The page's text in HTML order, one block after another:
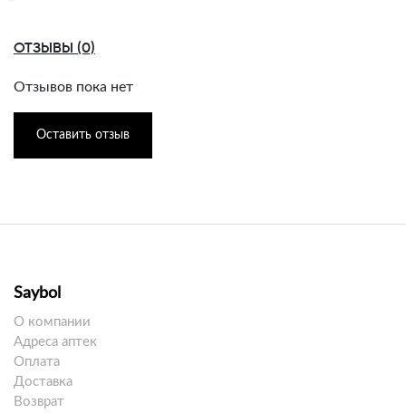
ОТЗЫВЫ (0)
Отзывов пока нет
Оставить отзыв
Saybol
О компании
Адреса аптек
Оплата
Доставка
Возврат